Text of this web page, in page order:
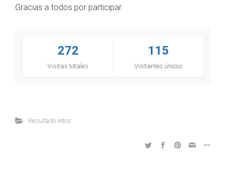
Gracias a todos por participar.
272
Visitas totales
115
Visitantes únicos
Resultado retos